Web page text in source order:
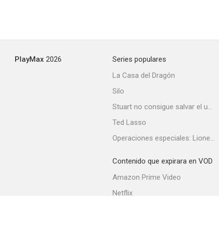
PlayMax 2026
Series populares
La Casa del Dragón
Silo
Stuart no consigue salvar el universo
Ted Lasso
Operaciones especiales: Lioness
Contenido que expirara en VOD
Amazon Prime Video
Netflix